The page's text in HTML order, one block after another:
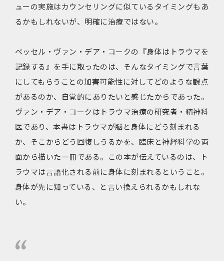
ューの実施はカウンセリングに似ているタイミングもあ
るかもしれないが、明確に治療ではない。
ベッセル・ヴァン・デア・コークの『身体はトラウマを
記録する』を手に取ったのは、そんなタイミングで言葉
にしてもらうことの加害可能性に対してどのような観点
があるのか、自覚的にありたいと感じたからであった。
ヴァン・デア・コークはトラウマ治療の研究者・精神科
医であり、本書はトラウマが脳と身体にどう刻まれる
か、そこからどう回復しうるかを、臨床と神経科学の両
面から描いた一冊である。この本が伝えているのは、ト
ラウマは言語化される前に身体に刻まれるということ。
身体が先に知っている、と言い換えられるかもしれな
い。